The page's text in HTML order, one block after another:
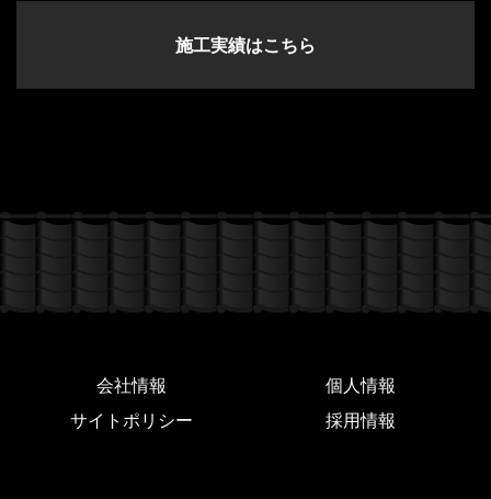
施工実績はこちら
会社情報
個人情報
サイトポリシー
採用情報